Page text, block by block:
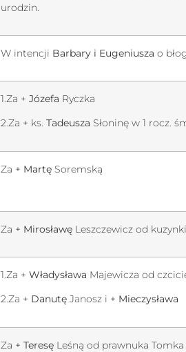
urodzin.
W intencji Barbary i Eugeniusza o
1.Za + Józefa Ryczka
2.Za + ks. Tadeusza Słoninę w 1 rocz.
Za + Martę Soremską
Za + Mirosławę Leszczewicz od
1.Za + Władysława Majewicza od
2.Za + Danutę Janosz i + Mieczysława
Za + Teresę Leśną od prawnuka Tomka